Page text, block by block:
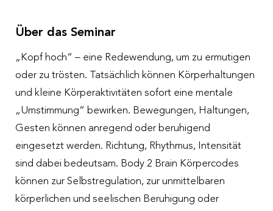
Über das Seminar
„Kopf hoch“ – eine Redewendung, um zu ermutigen
oder zu trösten. Tatsächlich können Körperhaltungen
und kleine Körperaktivitäten sofort eine mentale
„Umstimmung“ bewirken. Bewegungen, Haltungen,
Gesten können anregend oder beruhigend
eingesetzt werden. Richtung, Rhythmus, Intensität
sind dabei bedeutsam. Body 2 Brain Körpercodes
können zur Selbstregulation, zur unmittelbaren
körperlichen und seelischen Beruhigung oder